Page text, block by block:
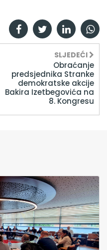
SLJEDEĆI
Obraćanje
predsjednika Stranke
demokratske akcije
Bakira Izetbegovića na
8. Kongresu